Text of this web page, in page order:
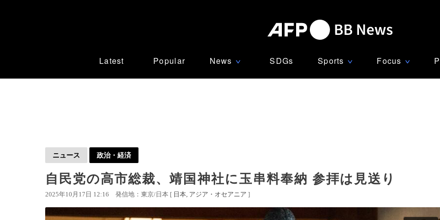
Latest Popular News ∨ SDGs Sports ∨ Focus ∨
ニュース 政治・経済
自民党の高市総裁、靖国神社に玉串料奉納 参拝は見送り
2025年10月17日 12:16 発信地：東京/日本 [ 日本 アジア・オセアニア ]